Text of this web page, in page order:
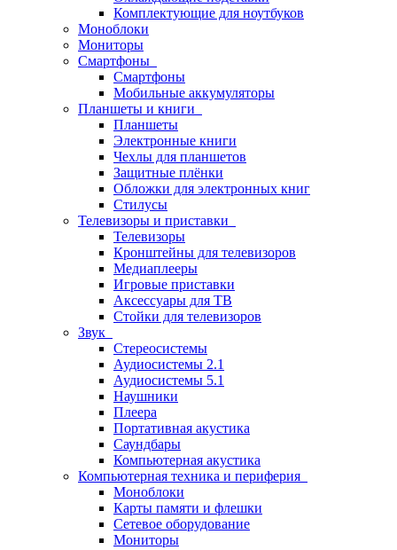
Комплектующие для ноутбуков
Моноблоки
Мониторы
Смартфоны
Смартфоны
Мобильные аккумуляторы
Планшеты и книги
Планшеты
Электронные книги
Чехлы для планшетов
Защитные плёнки
Обложки для электронных книг
Стилусы
Телевизоры и приставки
Телевизоры
Кронштейны для телевизоров
Медиаплееры
Игровые приставки
Аксессуары для ТВ
Стойки для телевизоров
Звук
Стереосистемы
Аудиосистемы 2.1
Аудиосистемы 5.1
Наушники
Плеера
Портативная акустика
Саундбары
Компьютерная акустика
Компьютерная техника и периферия
Моноблоки
Карты памяти и флешки
Сетевое оборудование
Мониторы